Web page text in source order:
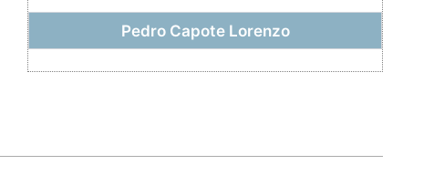
Pedro Capote Lorenzo